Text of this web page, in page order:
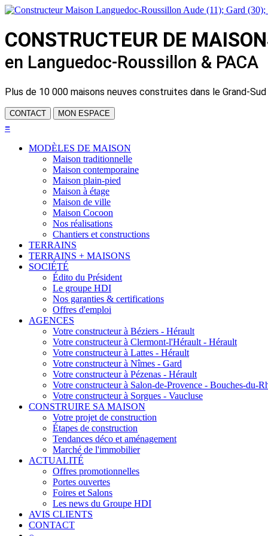
CONSTRUCTEUR DE
en Languedoc-Roussillon & PACA
Plus de 10 000 maisons neuves construites dans le Grand-Sud
CONTACT MON ESPACE
≡
MODÈLES DE MAISON
Maison traditionnelle
Maison contemporaine
Maison plain-pied
Maison à étage
Maison de ville
Maison Cocoon
Nos réalisations
Chantiers et constructions
TERRAINS
TERRAINS + MAISONS
SOCIÉTÉ
Édito du Président
Le groupe HDI
Nos garanties & certifications
Offres d'emploi
AGENCES
Votre constructeur à Béziers - Hérault
Votre constructeur à Clermont-l'Hérault - Hérault
Votre constructeur à Lattes - Hérault
Votre constructeur à Nîmes - Gard
Votre constructeur à Pézenas - Hérault
Votre constructeur à Salon-de-Provence - Bouches-du-
Votre constructeur à Sorgues - Vaucluse
CONSTRUIRE SA MAISON
Votre projet de construction
Étapes de construction
Tendances déco et aménagement
Marché de l'immobilier
ACTUALITÉ
Offres promotionnelles
Portes ouvertes
Foires et Salons
Les news du Groupe HDI
AVIS CLIENTS
CONTACT